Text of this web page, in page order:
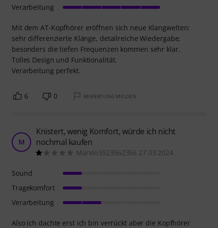
Mit dem AT-Kopfhörer eröffnen sich neue Klangwelten:
sehr differenzierte Klänge, detailreiche Wiedergabe,
besonders die tiefen Frequenzen kommen sehr klar.
Tolles Design und Funktionalität.
Verarbeitung perfekt.
Verarbeitung
6 0 BEWERTUNG MELDEN
M
Knistert, wenig Komfort, würde ich nicht
nochmal kaufen
Marvin3523562356 27.03.2024
Also ich dachte erst ich bin verrückt aber die Kopfhörer
Sound
Tragekomfort
Verarbeitung